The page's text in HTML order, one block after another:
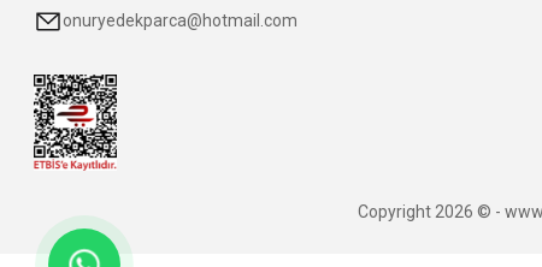
onuryedekparca@hotmail.com
Copyright 2026 © -